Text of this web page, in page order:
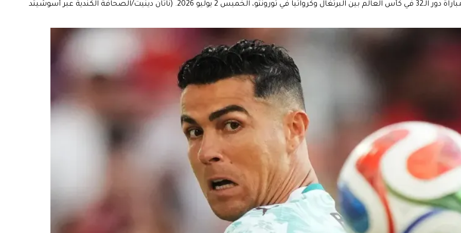
إيغور ماتانوفيتش (20 عامًا) من كرواتيا يعبر عن رد فعله بعد مباراة دور الـ32 في كأس العالم بين البرتغال وكرواتيا في تورونتو، الخميس 2 يوليو 2026. (ناثان دينيت/الصحافة الكندية عبر أسوشيتد